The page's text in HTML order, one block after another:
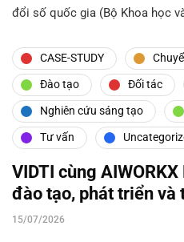
đổi số quốc gia (Bộ Khoa học
CASE-STUDY
Đào tạo Đối tác
Nghiên cứu sáng tạo
Tư vấn
VIDTI cùng
đào tạo, phát triển và
phẩm AI
15/07/2026